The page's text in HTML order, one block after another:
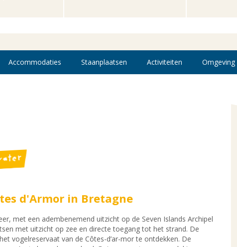
Accommodaties Staanplaatsen Activiteiten Omgeving
d'Armor in Bretagne
met een adembenemend uitzicht op de Seven Islands Archipel
met uitzicht op zee en directe toegang tot het strand. De
vogelreservaat van de Côtes-d’ar-mor te ontdekken. De